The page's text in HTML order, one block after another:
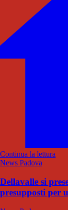
Continua la lettura
News Padova
Dellavalle si
presupposti per